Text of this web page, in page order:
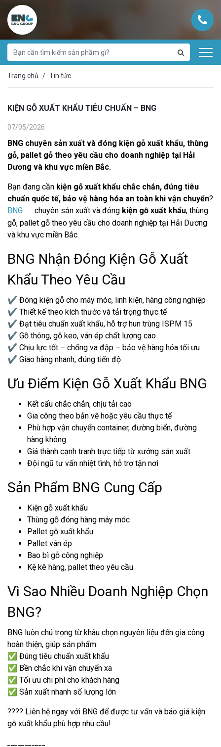
Trang chủ Tin tức
KIỆN GỖ XUẤT KHẨU TIÊU CHUẨN – BNG
07/05/2026
BNG chuyên sản xuất và đóng kiện gỗ xuất khẩu, thùng
gỗ, pallet gỗ theo yêu cầu cho doanh nghiệp tại Hải
Dương và khu vực miền Bắc.
Bạn đang cần kiện gỗ xuất khẩu chắc chắn, đúng tiêu
chuẩn quốc tế, bảo vệ hàng hóa an toàn khi vận chuyển?
BNG
chuyên sản xuất và đóng kiện gỗ xuất khẩu, thùng
gỗ, pallet gỗ theo yêu cầu cho doanh nghiệp tại Hải Dương
và khu vực miền Bắc.
BNG Nhận Đóng Kiện Gỗ Xuất
Khẩu Theo Yêu Cầu
✔ Đóng kiện gỗ cho máy móc, linh kiện, hàng công nghiệp
✔ Thiết kế theo kích thước và tải trọng thực tế
✔ Đạt tiêu chuẩn xuất khẩu, hỗ trợ hun trùng ISPM 15
✔ Gỗ thông, gỗ keo, ván ép chất lượng cao
✔ Chịu lực tốt – chống va đập – bảo vệ hàng hóa tối ưu
✔ Giao hàng nhanh, đúng tiến độ
Ưu Điểm Kiện Gỗ Xuất Khẩu BNG
Kết cấu chắc chắn, chịu tải cao
Gia công theo bản vẽ hoặc yêu cầu thực tế
Phù hợp vận chuyển container, đường biển, đường
hàng không
Giá thành cạnh tranh trực tiếp từ xưởng sản xuất
Đội ngũ tư vấn nhiệt tình, hỗ trợ tận nơi
Sản Phẩm BNG Cung Cấp
Kiện gỗ xuất khẩu
Thùng gỗ đóng hàng máy móc
Pallet gỗ xuất khẩu
Pallet ván ép
Bao bì gỗ công nghiệp
Kệ kê hàng, pallet theo yêu cầu
Vì Sao Nhiều Doanh Nghiệp Chọn
BNG?
BNG luôn chú trọng từ khâu chọn nguyên liệu đến gia công
hoàn thiện, giúp sản phẩm:
✅ Đúng tiêu chuẩn xuất khẩu
✅ Bền chắc khi vận chuyển xa
✅ Tối ưu chi phí cho khách hàng
✅ Sản xuất nhanh số lượng lớn
???? Liên hệ ngay với BNG để được tư vấn và báo giá kiện
gỗ xuất khẩu phù hợp nhu cầu!